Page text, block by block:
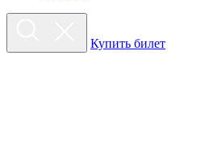
Купить билет